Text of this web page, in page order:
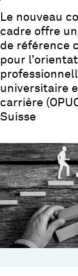
Le nouveau
cadre offre
de référence
pour
universitaire
carrière
Suisse